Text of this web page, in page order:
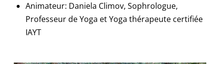
Animateur: Daniela Climov, Sophrologue,
Professeur de Yoga et Yoga thérapeute certifiée
IAYT